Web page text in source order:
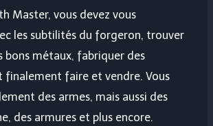
Master, vous devez vous
les subtilités du forgeron, trouver
bons métaux, fabriquer des
finalement faire et vendre. Vous
des armes, mais aussi des
des armures et plus encore.